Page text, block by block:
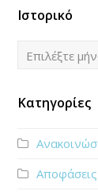
Ιστορικό
Ιστορικό
Επιλέξτε
Κατηγορίες